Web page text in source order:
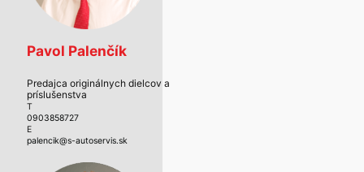
Pavol Palenčík
Predajca originálnych dielcov a
príslušenstva
T
0903858727
E
palencik@s-autoservis.sk